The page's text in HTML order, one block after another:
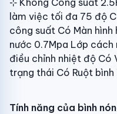
⊹ Không Công suất
làm việc tối đa 75 độ C
công suất Có Màn
nước 0.7Mpa Lớp cách
điều chỉnh nhiệt độ Có
trạng thái Có Ruột bình
Tính năng của bình